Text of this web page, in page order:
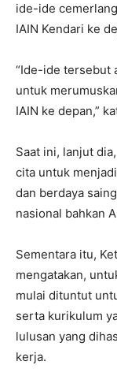
ide-ide
IAIN Kendari ke
“Ide-ide tersebut
untuk
IAIN ke depan,”
Saat ini, lanjut
cita untuk
dan berdaya
nasional bahkan
Sementara itu,
mengatakan,
mulai dituntut
serta kurikulum
lulusan yang
kerja.